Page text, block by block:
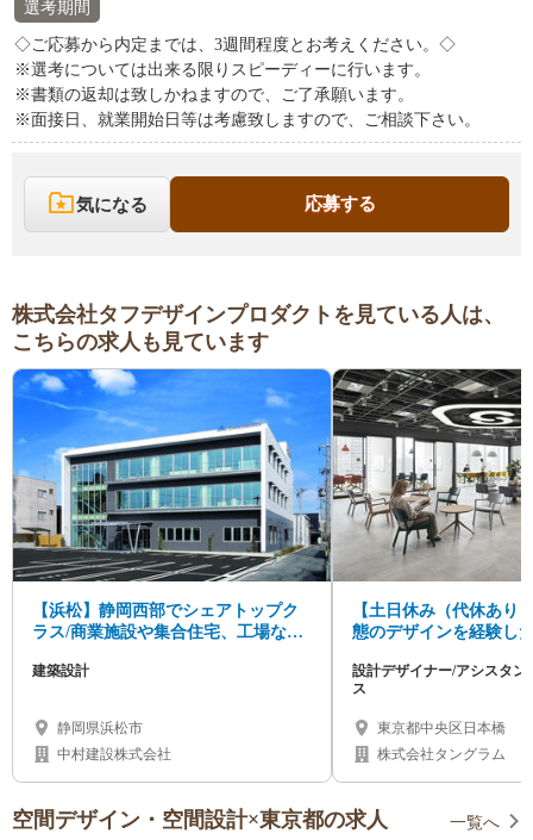
選考期間
◇ご応募から内定までは、3週間程度とお考えください。◇
※選考については出来る限りスピーディーに行います。
※書類の返却は致しかねますので、ご了承願います。
※面接日、就業開始日等は考慮致しますので、ご相談下さい。
気になる 応募する
株式会社タフデザインプロダクトを見ている人は、
こちらの求人も見ています
【浜松】静岡西部でシェアトップク
ラス/商業施設や集合住宅、工場など
建築設計
静岡県浜松市
中村建設株式会社
【土日休み（代休あり
態のデザインを経験し
方！
設計デザイナー/アシスタン
ス
東京都中央区日本橋
株式会社タングラム
空間デザイン・空間設計×東京都の求人 一覧へ